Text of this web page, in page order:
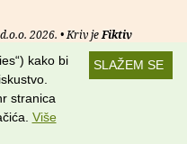
2026. • Kriv jeFiktiv
RSS kanali
na:
SLAŽEM SE
kako bi
stranica
Više